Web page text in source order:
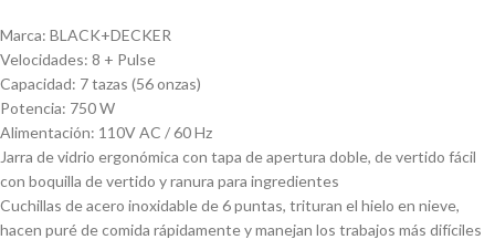
Marca: BLACK+DECKER
Velocidades: 8 + Pulse
Capacidad: 7 tazas (56 onzas)
Potencia: 750 W
Alimentación: 110V AC / 60 Hz
Jarra de vidrio ergonómica con tapa de apertura doble, de vertido fácil
con boquilla de vertido y ranura para ingredientes
Cuchillas de acero inoxidable de 6 puntas, trituran el hielo en nieve,
hacen puré de comida rápidamente y manejan los trabajos más difíciles